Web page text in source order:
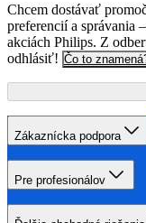
Chcem dostávať
preferencií a správania
akciách Philips. Z
odhlásiť! Čo to
Zákaznícka podpora
Pre profesionálov